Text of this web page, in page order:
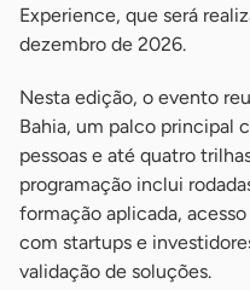
Experience, que será
dezembro de 2026.
Nesta edição, o evento
Bahia, um palco principal
pessoas e até quatro
programação inclui
formação aplicada,
com startups e
validação de soluções.